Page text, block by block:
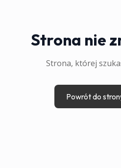
Strona nie
Strona, której
Powrót do